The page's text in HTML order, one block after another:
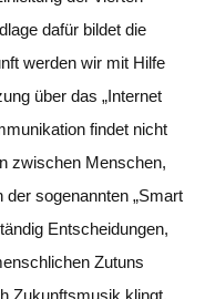
dafür bildet die
werden wir mit Hilfe
über das „Internet
findet nicht
zwischen Menschen,
sogenannten „Smart
Entscheidungen,
Zutuns
Zukunftsmusik klingt,